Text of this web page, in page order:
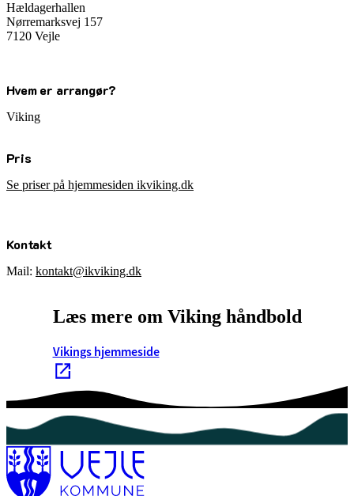
Hældagerhallen
Nørremarksvej 157
7120 Vejle
Hvem er arrangør?
Viking
Pris
Se priser på hjemmesiden ikviking.dk
Kontakt
Mail: kontakt@ikviking.dk
Læs mere om Viking håndbold
Vikings hjemmeside